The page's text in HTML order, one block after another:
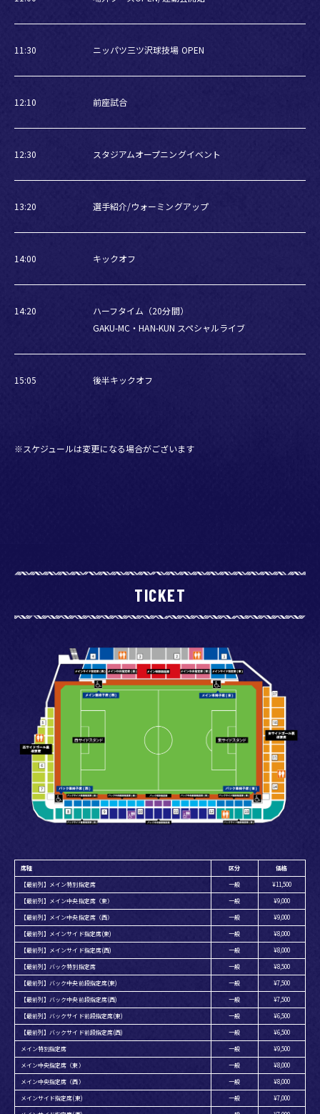
11:30 ニッパツ三ツ沢球技場 OPEN
12:10 前座試合
12:30 スタジアムオープニングイベント
13:20 選手紹介/ウォーミングアップ
14:00 キックオフ
14:20
ハーフタイム（20分間）
GAKU-MC・HAN-KUN スペシャルライブ
15:05 後半キックオフ
※スケジュールは変更になる場合がございます
TICKET
席種 区分 価格
【最前列】メイン特別指定席 一般 ¥11,500
【最前列】メイン中央指定席（東） 一般 ¥9,000
【最前列】メイン中央指定席（西） 一般 ¥9,000
【最前列】メインサイド指定席(東) 一般 ¥8,000
【最前列】メインサイド指定席(西) 一般 ¥8,000
【最前列】バック特別指定席 一般 ¥8,500
【最前列】バック中央前段指定席(東) 一般 ¥7,500
【最前列】バック中央前段指定席(西) 一般 ¥7,500
【最前列】バックサイド前段指定席(東) 一般 ¥6,500
【最前列】バックサイド前段指定席(西) 一般 ¥6,500
メイン特別指定席 一般 ¥9,500
メイン中央指定席（東） 一般 ¥8,000
メイン中央指定席（西） 一般 ¥8,000
メインサイド指定席(東) 一般 ¥7,000